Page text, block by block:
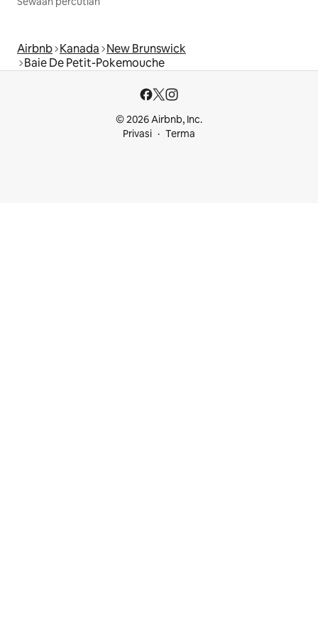
Airbnb Kanada New Brunswick
Baie De Petit-Pokemouche
© 2026 Airbnb, Inc.
Privasi
Terma